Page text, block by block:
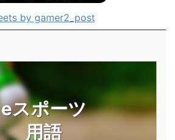
by gamer2_post
eスポーツ
用語